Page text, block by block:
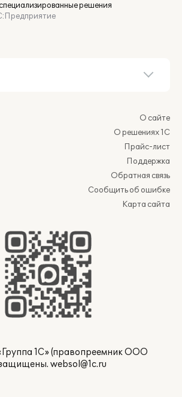
решения
О сайте
О решениях 1С
Прайс-лист
Поддержка
Обратная связь
Сообщить об ошибке
Карта сайта
1С» (правопреемник ООО
защищены. websol@1c.ru